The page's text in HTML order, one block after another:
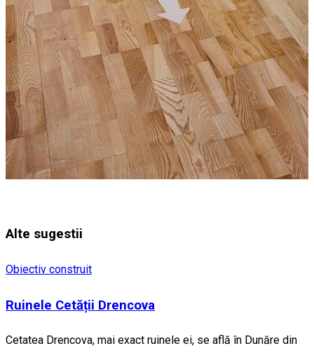
Alte sugestii
Obiectiv construit
Ruinele Cetății Drencova
Cetatea Drencova, mai exact ruinele ei, se află în Dunăre din